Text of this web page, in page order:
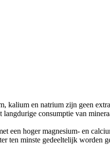
en natrium zijn geen
langdurige consumptie van
een hoger magnesium- en
ten minste gedeeltelijk worden